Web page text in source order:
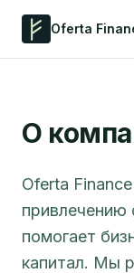
Oferta
О
Oferta
привлечению
помогает
капитал. Мы